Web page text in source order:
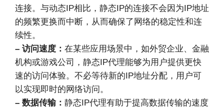
连接。与动态IP相比，静态IP的连接不会因为IP地址
的频繁更换而中断，从而确保了网络的稳定性和连
续性。
– 访问速度： 在某些应用场景中，如外贸企业、金融
机构或游戏公司，静态IP代理能够为用户提供更快
速的访问体验。不必等待新的IP地址分配，用户可
以实现即时的网络访问。
– 数据传输： 静态IP代理有助于提高数据传输的速度